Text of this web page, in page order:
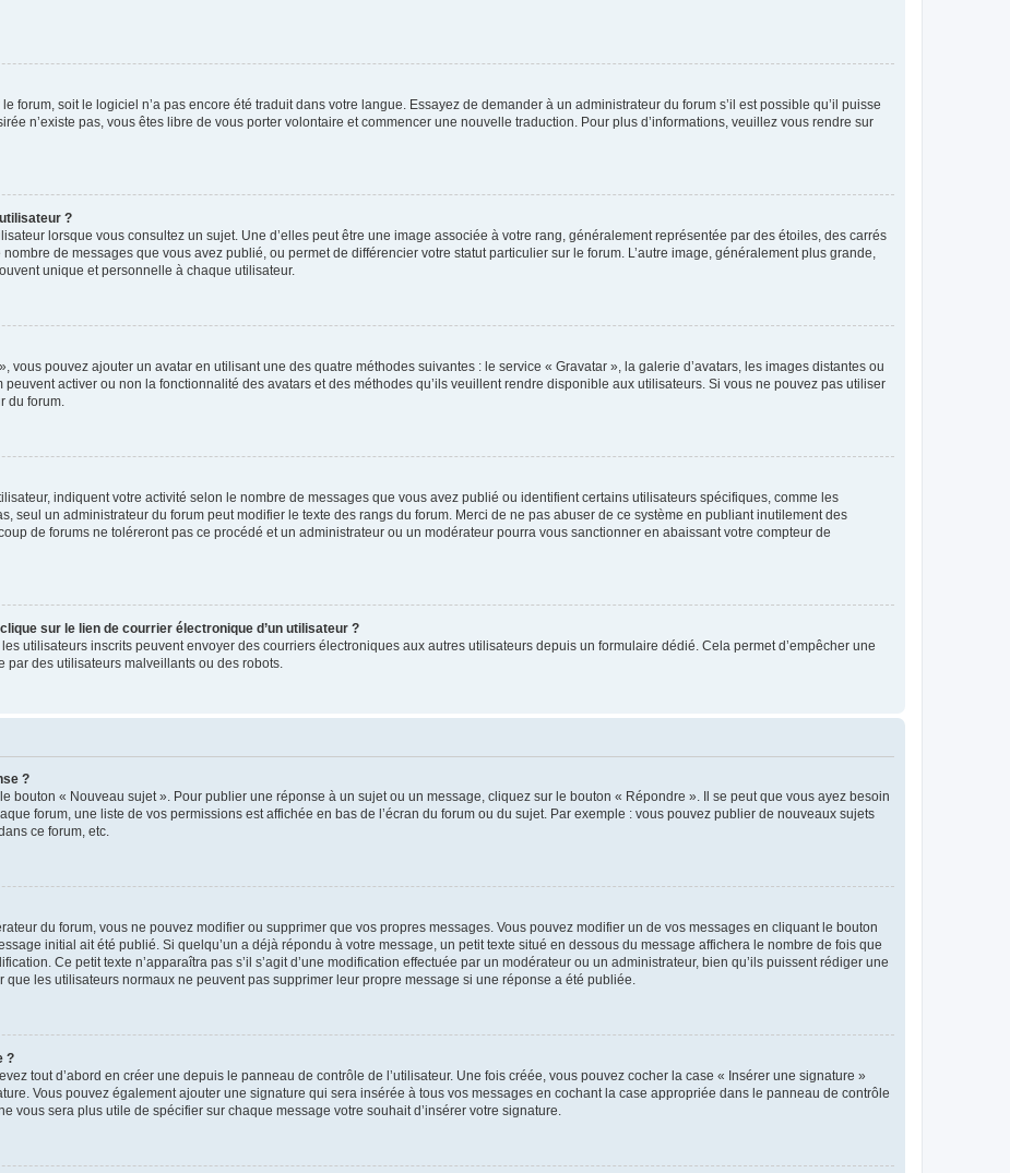
forum, soit le logiciel n’a pas encore été traduit dans votre langue. Essayez de demander à un administrateur du forum s’il est possible qu’il puisse
n’existe pas, vous êtes libre de vous porter volontaire et commencer une nouvelle traduction. Pour plus d’informations, veuillez vous rendre sur
?
lorsque vous consultez un sujet. Une d’elles peut être une image associée à votre rang, généralement représentée par des étoiles, des carrés
de messages que vous avez publié, ou permet de différencier votre statut particulier sur le forum. L’autre image, généralement plus grande,
unique et personnelle à chaque utilisateur.
vous pouvez ajouter un avatar en utilisant une des quatre méthodes suivantes : le service « Gravatar », la galerie d’avatars, les images distantes ou
peuvent activer ou non la fonctionnalité des avatars et des méthodes qu’ils veuillent rendre disponible aux utilisateurs. Si vous ne pouvez pas utiliser
du forum.
indiquent votre activité selon le nombre de messages que vous avez publié ou identifient certains utilisateurs spécifiques, comme les
seul un administrateur du forum peut modifier le texte des rangs du forum. Merci de ne pas abuser de ce système en publiant inutilement des
de forums ne toléreront pas ce procédé et un administrateur ou un modérateur pourra vous sanctionner en abaissant votre compteur de
sur le lien de courrier électronique d’un utilisateur ?
utilisateurs inscrits peuvent envoyer des courriers électroniques aux autres utilisateurs depuis un formulaire dédié. Cela permet d’empêcher une
des utilisateurs malveillants ou des robots.
?
bouton « Nouveau sujet ». Pour publier une réponse à un sujet ou un message, cliquez sur le bouton « Répondre ». Il se peut que vous ayez besoin
forum, une liste de vos permissions est affichée en bas de l’écran du forum ou du sujet. Par exemple : vous pouvez publier de nouveaux sujets
ce forum, etc.
du forum, vous ne pouvez modifier ou supprimer que vos propres messages. Vous pouvez modifier un de vos messages en cliquant le bouton
initial ait été publié. Si quelqu’un a déjà répondu à votre message, un petit texte situé en dessous du message affichera le nombre de fois que
Ce petit texte n’apparaîtra pas s’il s’agit d’une modification effectuée par un modérateur ou un administrateur, bien qu’ils puissent rédiger une
les utilisateurs normaux ne peuvent pas supprimer leur propre message si une réponse a été publiée.
?
tout d’abord en créer une depuis le panneau de contrôle de l’utilisateur. Une fois créée, vous pouvez cocher la case « Insérer une signature »
Vous pouvez également ajouter une signature qui sera insérée à tous vos messages en cochant la case appropriée dans le panneau de contrôle
vous sera plus utile de spécifier sur chaque message votre souhait d’insérer votre signature.